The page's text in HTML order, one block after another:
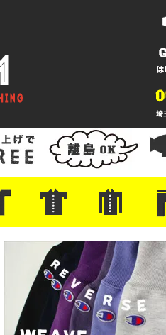
ー
トTシャツ
/ツアー
クタースポーツ
ピオン
/スケート
ー/総柄/無地
ボール/リンガー
トップ/NBA・ポロシャツ
・半袖シャツ
・アロハ/サーフ/ボーリング
・ラルフ/ブランド
・無地/チェック/ストラ
・ワーク/ミリタリー/ウ
・ネル/ウール ・ショ
・アウ
・ジー
・
・ミリ
・コー
・コッ
・オー
・ジャ
ン